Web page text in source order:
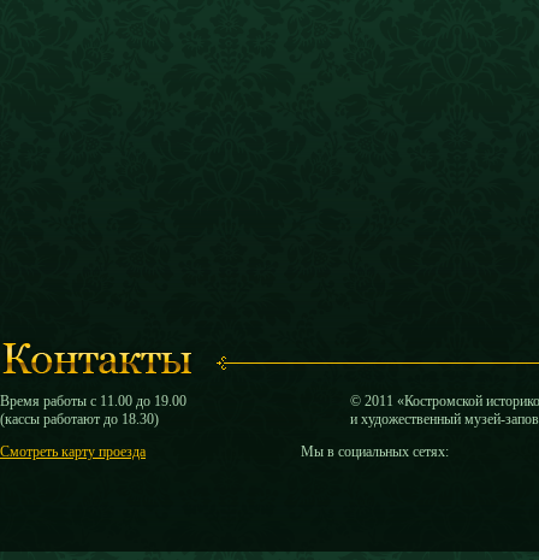
Время работы с 11.00 до 19.00
(кассы работают до 18.30)
Смотреть карту проезда
© 2011 «Костромской
и художественный музей-
Мы в социальных сетях: